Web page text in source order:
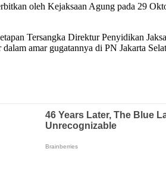
oleh Kejaksaan Agung pada 29
Tersangka Direktur Penyidikan
amar gugatannya di PN Jakarta